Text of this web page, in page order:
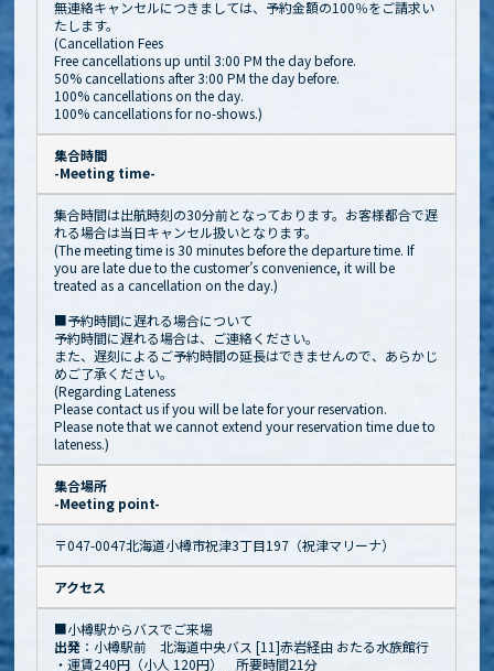
無連絡キャンセルにつきましては、予約金額の100％をご請求い
たします。
(Cancellation Fees
Free cancellations up until 3:00 PM the day before.
50% cancellations after 3:00 PM the day before.
100% cancellations on the day.
100% cancellations for no-shows.)
集合時間
-Meeting time-
集合時間は出航時刻の30分前となっております。お客様都合で遅
れる場合は当日キャンセル扱いとなります。
(The meeting time is 30 minutes before the departure time. If
you are late due to the customer’s convenience, it will be
treated as a cancellation on the day.)
■予約時間に遅れる場合について
予約時間に遅れる場合は、ご連絡ください。
また、遅刻によるご予約時間の延長はできませんので、あらかじ
めご了承ください。
(Regarding Lateness
Please contact us if you will be late for your reservation.
Please note that we cannot extend your reservation time due to
lateness.)
集合場所
-Meeting point-
〒047-0047北海道小樽市祝津3丁目197（祝津マリーナ）
アクセス
■小樽駅からバスでご来場
出発 ：小樽駅前 北海道中央バス [11]赤岩経由 おたる水族館行
・運賃240円（小人 120円） 所要時間21分